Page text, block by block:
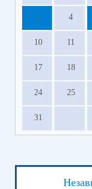
3 4
10 11
17 18
24 25
31